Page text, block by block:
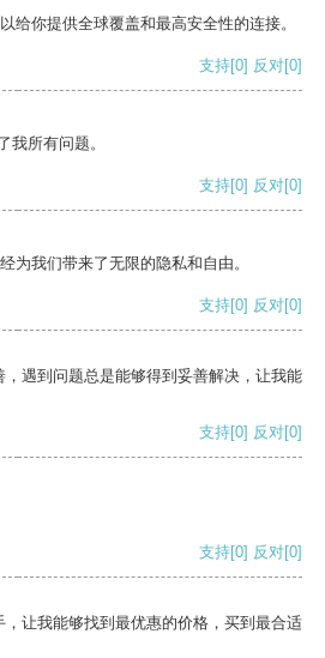
给你提供全球覆盖和最高安全性的连接。
支持[0] 反对[0]
我所有问题。
支持[0] 反对[0]
为我们带来了无限的隐私和自由。
支持[0] 反对[0]
遇到问题总是能够得到妥善解决，让我能
支持[0] 反对[0]
支持[0] 反对[0]
让我能够找到最优惠的价格，买到最合适